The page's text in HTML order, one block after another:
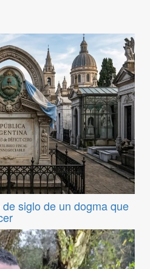
siglo de un dogma que